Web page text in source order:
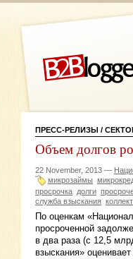
ПРЕСС-РЕЛИЗЫ /
Объем долгов
22 November, 2013 —
микрозаймы
просрочка долги
служба взыскания
По оценкам
просроченной
в два раза (с 12,5
взыскания»